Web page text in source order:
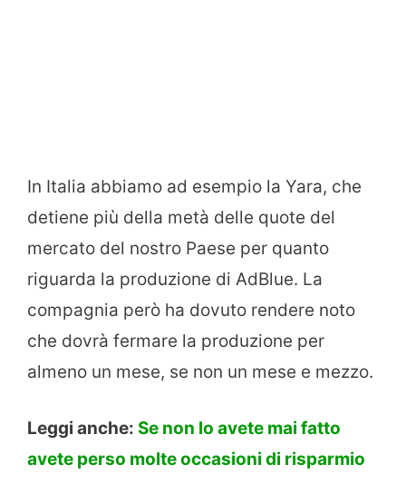
In Italia abbiamo ad esempio la Yara, che
detiene più della metà delle quote del
mercato del nostro Paese per quanto
riguarda la produzione di AdBlue. La
compagnia però ha dovuto rendere noto
che dovrà fermare la produzione per
almeno un mese, se non un mese e mezzo.
Leggi anche: Se non lo avete mai fatto
avete perso molte occasioni di risparmio